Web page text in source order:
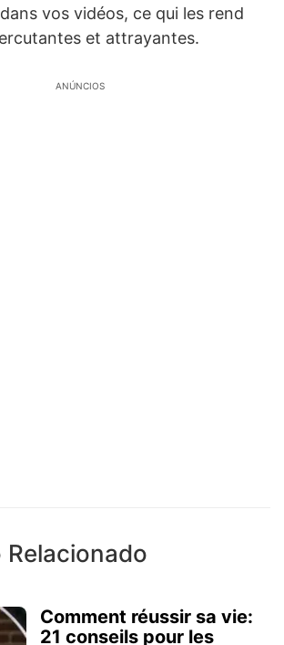
vos vidéos, ce qui les rend
et attrayantes.
ANÚNCIOS
Comment réussir sa vie:
21 conseils pour les